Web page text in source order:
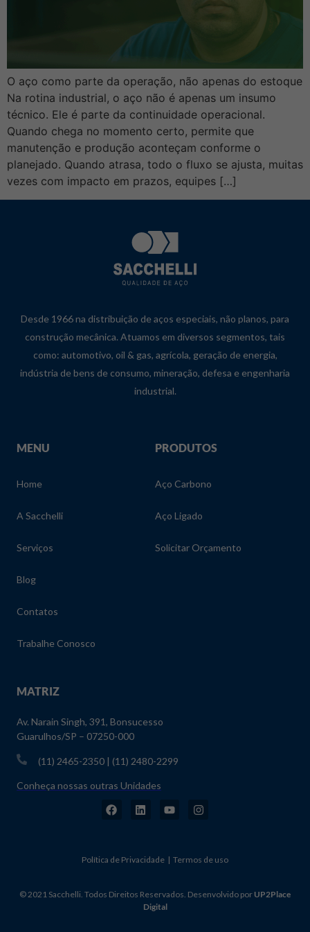
O aço como parte da operação, não apenas do estoque
Na rotina industrial, o aço não é apenas um insumo
técnico. Ele é parte da continuidade operacional.
Quando chega no momento certo, permite que
manutenção e produção aconteçam conforme o
planejado. Quando atrasa, todo o fluxo se ajusta, muitas
vezes com impacto em prazos, equipes […]
Desde 1966 na distribuição de aços especiais, não planos, para
construção mecânica. Atuamos em diversos segmentos, tais
como: automotivo, oil & gas, agrícola, geração de energia,
indústria de bens de consumo, mineração, defesa e engenharia
industrial.
MENU
Home
A Sacchelli
Serviços
Blog
Contatos
Trabalhe Conosco
PRODUTOS
Aço Carbono
Aço Ligado
Solicitar Orçamento
MATRIZ
Av. Narain Singh, 391, Bonsucesso
Guarulhos/SP – 07250-000
(11) 2465-2350 | (11) 2480-2299
Conheça nossas outras Unidades
Política de Privacidade | Termos de uso
© 2021 Sacchelli. Todos Direitos Reservados. Desenvolvido por UP2Place
Digital